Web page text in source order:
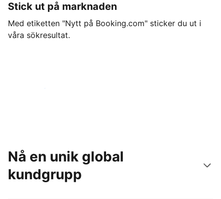
Stick ut på marknaden
Med etiketten "Nytt på Booking.com" sticker du ut i
våra sökresultat.
Kom igång idag
Nå en unik global
kundgrupp